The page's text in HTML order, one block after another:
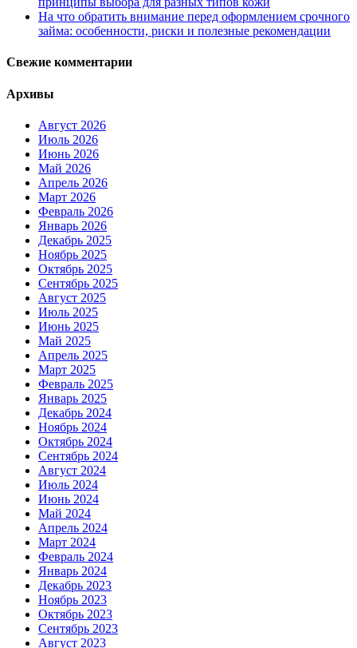
На что обратить внимание перед оформлением срочного
займа: особенности, риски и полезные рекомендации
Свежие комментарии
Архивы
Август 2026
Июль 2026
Июнь 2026
Май 2026
Апрель 2026
Март 2026
Февраль 2026
Январь 2026
Декабрь 2025
Ноябрь 2025
Октябрь 2025
Сентябрь 2025
Август 2025
Июль 2025
Июнь 2025
Май 2025
Апрель 2025
Март 2025
Февраль 2025
Январь 2025
Декабрь 2024
Ноябрь 2024
Октябрь 2024
Сентябрь 2024
Август 2024
Июль 2024
Июнь 2024
Май 2024
Апрель 2024
Март 2024
Февраль 2024
Январь 2024
Декабрь 2023
Ноябрь 2023
Октябрь 2023
Сентябрь 2023
Август 2023